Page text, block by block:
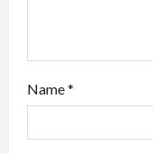
Name*